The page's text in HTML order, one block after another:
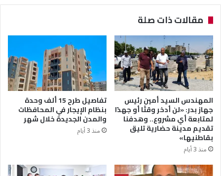
مقالات ذات صلة
المهندس السيد أمين رئيس
جهاز بدر: «لن أدخر وقتًا أو جهدًا
لمتابعة أي مشروع.. وهدفنا
تقديم مدينة حضارية تليق
بقاطنيها»
منذ 3 أيام
تفاصيل طرح 15 ألف وحدة
بنظام الإيجار في المحافظات
والمدن الجديدة خلال شهر
منذ 3 أيام